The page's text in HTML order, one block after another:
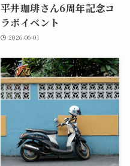
平井珈琲さん6周年記念コ
ラボイベント
2026-06-01